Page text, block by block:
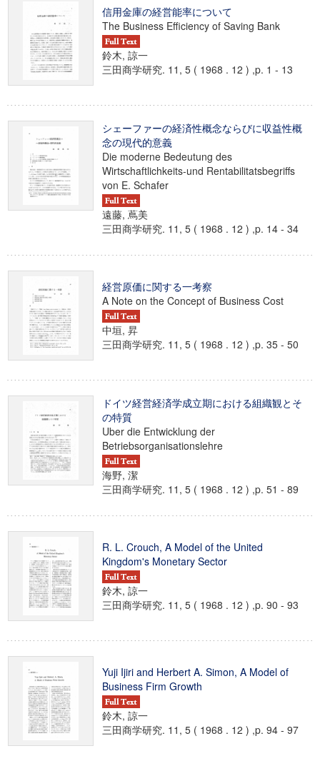
信用金庫の経営能率について
The Business Efficiency of Saving Bank
鈴木, 諒一
三田商学研究. 11, 5 ( 1968 . 12 ) ,p. 1 - 13
シェーファーの経済性概念ならびに収益性概
念の現代的意義
Die moderne Bedeutung des
Wirtschaftlichkeits-und Rentabilitatsbegriffs
von E. Schafer
遠藤, 蔦美
三田商学研究. 11, 5 ( 1968 . 12 ) ,p. 14 - 34
経営原価に関する一考察
A Note on the Concept of Business Cost
中垣, 昇
三田商学研究. 11, 5 ( 1968 . 12 ) ,p. 35 - 50
ドイツ経営経済学成立期における組織観とそ
の特質
Uber die Entwicklung der
Betriebsorganisationslehre
海野, 潔
三田商学研究. 11, 5 ( 1968 . 12 ) ,p. 51 - 89
R. L. Crouch, A Model of the United
Kingdom's Monetary Sector
鈴木, 諒一
三田商学研究. 11, 5 ( 1968 . 12 ) ,p. 90 - 93
Yuji Ijiri and Herbert A. Simon, A Model of
Business Firm Growth
鈴木, 諒一
三田商学研究. 11, 5 ( 1968 . 12 ) ,p. 94 - 97